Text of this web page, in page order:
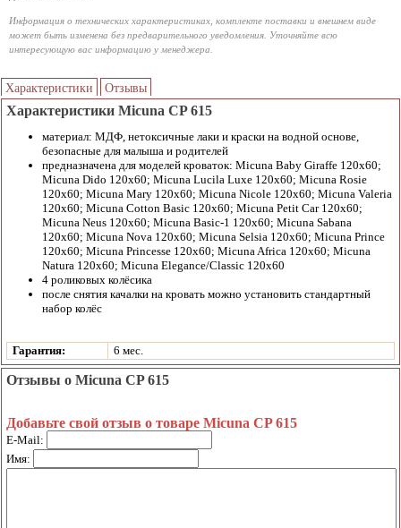
Информация о технических характеристиках, комплекте поставки и внешнем виде
может быть изменена без предварительного уведомления. Уточняйте всю
интересующую вас информацию у менеджера.
Характеристики Отзывы
Характеристики Micuna CP 615
материал: МДФ, нетоксичные лаки и краски на водной основе,
безопасные для малыша и родителей
предназначена для моделей кроваток: Micuna Baby Giraffe 120x60;
Micuna Dido 120x60; Micuna Lucila Luxe 120x60; Micuna Rosie
120x60; Micuna Mary 120x60; Micuna Nicole 120x60; Micuna Valeria
120x60; Micuna Cotton Basic 120x60; Micuna Petit Car 120x60;
Micuna Neus 120x60; Micuna Basic-1 120x60; Micuna Sabana
120x60; Micuna Nova 120x60; Micuna Selsia 120x60; Micuna Prince
120x60; Micuna Princesse 120x60; Micuna Africa 120x60; Micuna
Natura 120x60; Micuna Elegance/Classic 120x60
4 роликовых колёсика
после снятия качалки на кровать можно установить стандартный
набор колёс
Гарантия: 6 мес.
Отзывы о Micuna CP 615
Добавьте свой отзыв о товаре Micuna CP 615
E-Mail:
Имя: